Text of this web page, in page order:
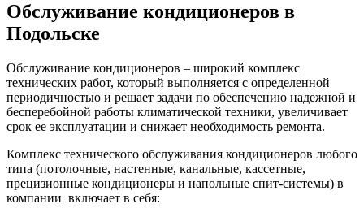
Обслуживание кондиционеров в
Подольске
Обслуживание кондиционеров – широкий комплекс
технических работ, который выполняется с определенной
периодичностью и решает задачи по обеспечению надежной и
бесперебойной работы климатической техники, увеличивает
срок ее эксплуатации и снижает необходимость ремонта.
Комплекс технического обслуживания кондиционеров любого
типа (потолочные, настенные, канальные, кассетные,
прецизионные кондиционеры и напольные спит-системы) в
компании включает в себя: